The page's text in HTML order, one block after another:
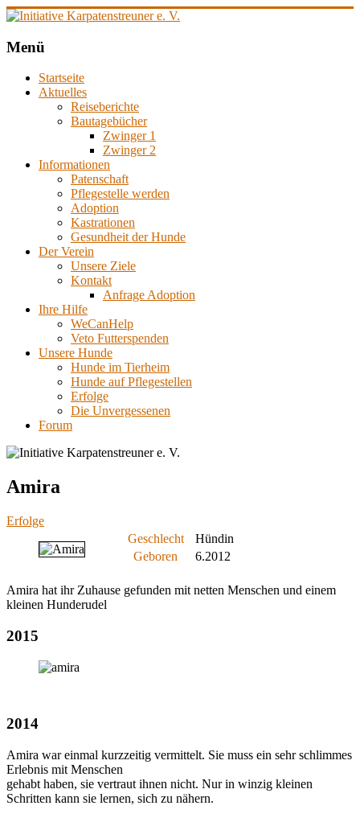
Zum
springen
Initiative
Tierschutz
Menü
Startseite
Aktuelles
Reiseberichte
Bautagebücher
Zwinger 1
Zwinger 2
Informationen
Patenschaft
Pflegestelle werden
Adoption
Kastrationen
Gesundheit der Hunde
Der Verein
Unsere Ziele
Kontakt
Anfrage Adoption
Ihre Hilfe
WeCanHelp
Veto Futterspenden
Unsere Hunde
Hunde im Tierheim
Hunde auf Pflegestellen
Erfolge
Die Unvergessenen
Forum
Amira
Erfolge
Geschlecht
Hündin
Geboren
6.2012
Amira hat ihr Zuhause gefunden mit netten Menschen und einem
kleinen Hunderudel
2015
2014
Amira war einmal kurzzeitig vermittelt. Sie muss ein sehr schlimmes
Erlebnis mit Menschen
gehabt haben, sie vertraut ihnen nicht. Nur in winzig kleinen
Schritten kann sie lernen, sich zu nähern.